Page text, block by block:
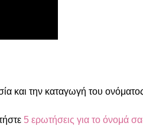
και την καταγωγή του
5 ερωτήσεις για το όνομά